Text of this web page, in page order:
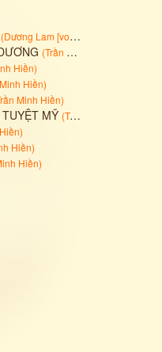
(Dương Lam [vophubong]
(Trần Minh Hiền
Hiền)
Hiền)
Minh Hiền)
MỸ (Trần Minh Hiền
)
Hiền)
Hiền)